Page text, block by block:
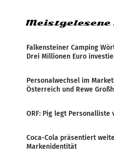
Falkensteiner Camping
Drei Millionen Euro
Personalwechsel im
Österreich und Rewe
ORF: Pig legt Personalliste
Coca-Cola präsentiert
Markenidentität